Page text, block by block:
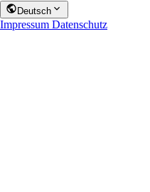
Deutsch
Impressum Datenschutz